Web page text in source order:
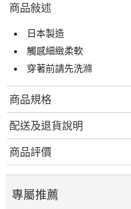
商品敍述
日本製造
觸感細緻柔軟
穿著前請先洗滌
商品規格
配送及退貨說明
商品評價
專屬推薦